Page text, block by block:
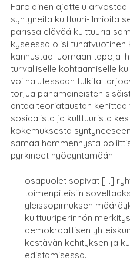
Farolainen ajattelu arvostaa
syntyneitä kulttuuri-ilmiöitä
parissa elävää kulttuuria
kyseessä olisi tuhatvuotinen
kannustaa luomaan tapoja
turvalliselle kohtaamiselle
voi halutessaan tulkita
torjua pahamaineisten
antaa teoriataustan
sosiaalista ja kulttuurista
kokemuksesta
samaa hämmennystä
pyrkineet hyödyntämään.
osapuolet sopivat […]
toimenpiteisiin
yleissopimuksen
kulttuuriperinnön
demokraattisen
kestävän kehityksen ja
edistämisessä.